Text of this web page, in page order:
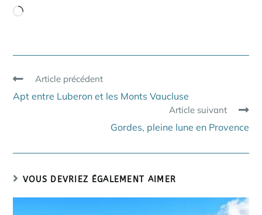
Chargement…
Read
articles
Article précédent
Apt entre Luberon et les Monts Vaucluse
Article suivant
Gordes, pleine lune en Provence
VOUS DEVRIEZ ÉGALEMENT AIMER